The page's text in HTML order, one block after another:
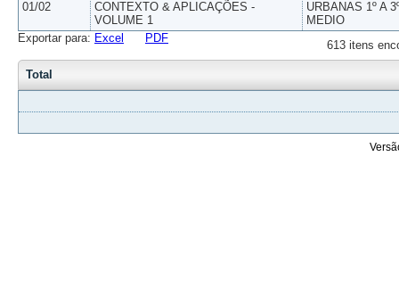
01/02
CONTEXTO & APLICAÇÕES -
VOLUME 1
URBANAS 1º A
MEDIO
613 itens
Exportar para: Excel PDF
Total